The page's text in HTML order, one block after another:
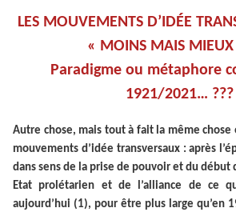
LES MOUVEMENTS D’IDÉE
« MOINS MAIS
Paradigme ou métaphore
1921/2021… ???
Autre chose, mais tout à fait la même chose
mouvements d’idée transversaux : après
dans sens de la prise de pouvoir et du début
Etat prolétarien et de l’alliance de ce
aujourd’hui (1), pour être plus large qu’en